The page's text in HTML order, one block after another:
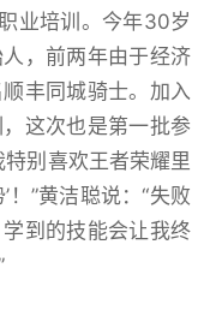
业培训。今年30岁
，前两年由于经济
丰同城骑士。加入
这次也是第一批参
特别喜欢王者荣耀里
！”黄洁聪说：“失败
到的技能会让我终